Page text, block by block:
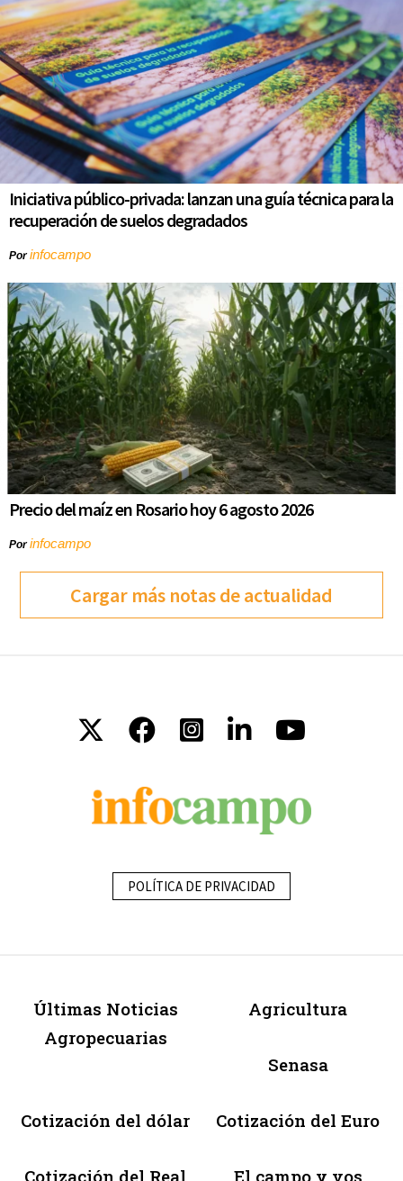
Iniciativa público-privada: lanzan una guía técnica para la
recuperación de suelos degradados
Porinfocampo
Precio del maíz en Rosario hoy 6 agosto 2026
Porinfocampo
Cargar más notas de actualidad
POLÍTICA DE PRIVACIDAD
Últimas Noticias
Agropecuarias
Agricultura
Senasa
Cotización del dólar Cotización del Euro
Cotización del Real El campo y vos